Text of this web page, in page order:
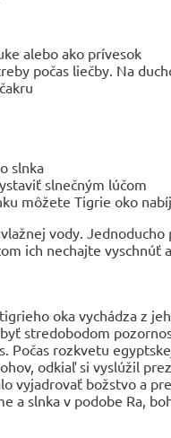
alebo ako prívesok
počas liečby. Na
slnka
slnečným lúčom
môžete Tigrie oko
vody.
ich nechajte vyschnúť
oka vychádza z
stredobodom
Počas rozkvetu
odkiaľ si vyslúžil
vyjadrovať božstvo a
a slnka v podobe Ra,